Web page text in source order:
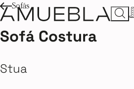
Sofás
Sofá Costura
Stua